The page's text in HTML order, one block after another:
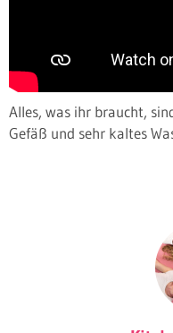
Alles, was ihr braucht,
Gefäß und sehr kaltes